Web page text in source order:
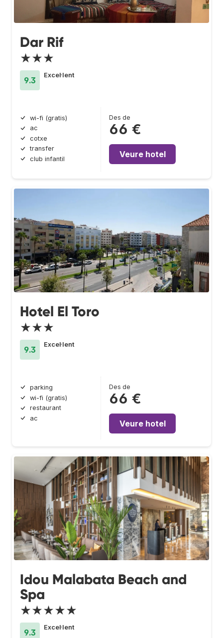
Dar Rif
★★★
9.3
Excel·lent
wi-fi (gratis)
ac
cotxe
transfer
club infantil
Des de
66 €
Veure hotel
Hotel El Toro
★★★
9.3
Excel·lent
parking
wi-fi (gratis)
restaurant
ac
Des de
66 €
Veure hotel
Idou Malabata Beach and
Spa
★★★★★
9.3
Excel·lent